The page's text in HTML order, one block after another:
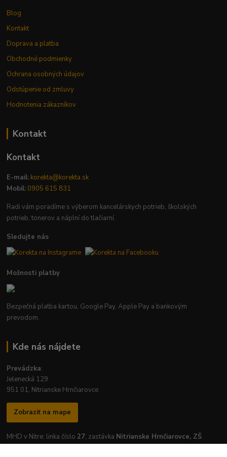
Blog
Kontakt
Doprava a platba
Obchodné podmienky
Ochrana osobných údajov
Odstúpenie od zmluvy
Hodnotenia zákazníkov
Kontakt
Kontakt
E-mail: korekta@korekta.sk
Mobil: 0905 615 831
Radi vám poradíme s výberom kancelárskych potrieb, školských
potrieb, tonerov a náplní do tlačiarní.
Sledujte nás
Možnosti platby
Bezpečná platba kartou, Google Pay, Apple Pay a bankovým
prevodom.
Kde nás nájdete
Prevádzka:
Jelenecká 129
951 01, Nitrianske Hrnčiarovce
Zobraziť na mape
MHD v Nitre: linka číslo 27, zastávka Nitrianske Hrnčiarovce, ZŠ